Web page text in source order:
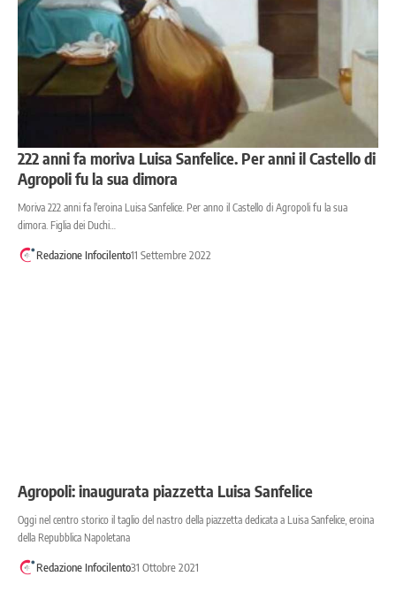
222 anni fa moriva Luisa Sanfelice. Per anni il Castello di
Agropoli fu la sua dimora
Moriva 222 anni fa l'eroina Luisa Sanfelice. Per anno il Castello di Agropoli fu la sua
dimora. Figlia dei Duchi…
Redazione Infocilento11 Settembre 2022
Agropoli: inaugurata piazzetta Luisa Sanfelice
Oggi nel centro storico il taglio del nastro della piazzetta dedicata a Luisa Sanfelice, eroina
della Repubblica Napoletana
Redazione Infocilento31 Ottobre 2021